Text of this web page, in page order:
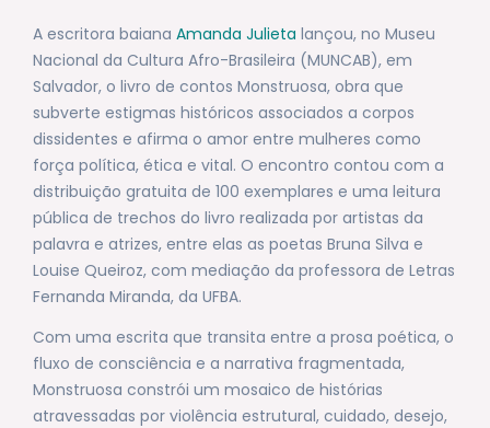
A escritora baiana Amanda Julieta lançou, no Museu
Nacional da Cultura Afro-Brasileira (MUNCAB), em
Salvador, o livro de contos Monstruosa, obra que
subverte estigmas históricos associados a corpos
dissidentes e afirma o amor entre mulheres como
força política, ética e vital. O encontro contou com a
distribuição gratuita de 100 exemplares e uma leitura
pública de trechos do livro realizada por artistas da
palavra e atrizes, entre elas as poetas Bruna Silva e
Louise Queiroz, com mediação da professora de Letras
Fernanda Miranda, da UFBA.
Com uma escrita que transita entre a prosa poética, o
fluxo de consciência e a narrativa fragmentada,
Monstruosa constrói um mosaico de histórias
atravessadas por violência estrutural, cuidado, desejo,